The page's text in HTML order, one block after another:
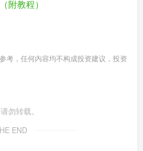
附教程）
考，任何内容均不构成投资建议，投资
勿转载。
END